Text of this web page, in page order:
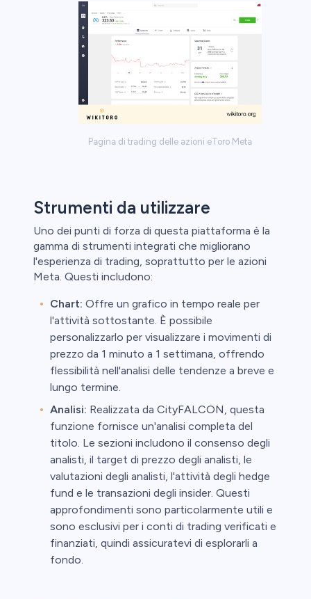
Pagina di trading delle azioni eToro Meta
Strumenti da utilizzare
Uno dei punti di forza di questa piattaforma è la
gamma di strumenti integrati che migliorano
l'esperienza di trading, soprattutto per le azioni
Meta. Questi includono:
Chart: Offre un grafico in tempo reale per
l'attività sottostante. È possibile
personalizzarlo per visualizzare i movimenti di
prezzo da 1 minuto a 1 settimana, offrendo
flessibilità nell'analisi delle tendenze a breve e
lungo termine.
Analisi: Realizzata da CityFALCON, questa
funzione fornisce un'analisi completa del
titolo. Le sezioni includono il consenso degli
analisti, il target di prezzo degli analisti, le
valutazioni degli analisti, l'attività degli hedge
fund e le transazioni degli insider. Questi
approfondimenti sono particolarmente utili e
sono esclusivi per i conti di trading verificati e
finanziati, quindi assicuratevi di esplorarli a
fondo.